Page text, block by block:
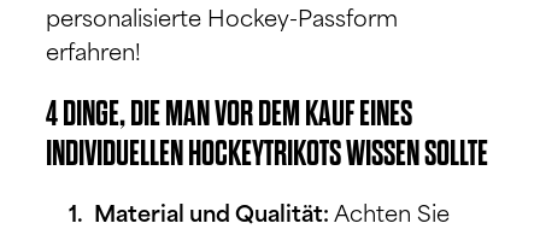
personalisierte Hockey-Passform
erfahren!
4 DINGE, DIE MAN VOR DEM KAUF EINES
INDIVIDUELLEN HOCKEYTRIKOTS WISSEN SOLLTE
Material und Qualität:Achten Sie